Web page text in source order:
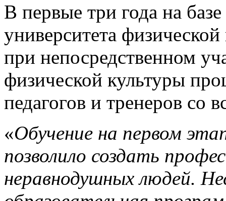
В первые три года на
университета
при непосредственном
физической культуры
педагогов и тренеров со
«Обучение на первом
позволило создать
неравнодушных людей.